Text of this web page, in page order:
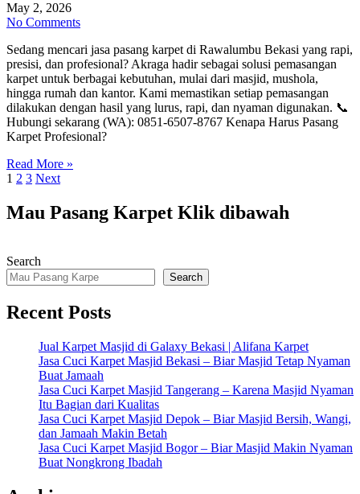
May 2, 2026
No Comments
Sedang mencari jasa pasang karpet di Rawalumbu Bekasi yang rapi,
presisi, dan profesional? Akraga hadir sebagai solusi pemasangan
karpet untuk berbagai kebutuhan, mulai dari masjid, mushola,
hingga rumah dan kantor. Kami memastikan setiap pemasangan
dilakukan dengan hasil yang lurus, rapi, dan nyaman digunakan. 📞
Hubungi sekarang (WA): 0851-6507-8767 Kenapa Harus Pasang
Karpet Profesional?
Read More »
Posts
pagination
1 2 3 Next
Mau Pasang Karpet Klik dibawah
Search
Search
Recent Posts
Jual Karpet Masjid di Galaxy Bekasi | Alifana Karpet
Jasa Cuci Karpet Masjid Bekasi – Biar Masjid Tetap Nyaman
Buat Jamaah
Jasa Cuci Karpet Masjid Tangerang – Karena Masjid Nyaman
Itu Bagian dari Kualitas
Jasa Cuci Karpet Masjid Depok – Biar Masjid Bersih, Wangi,
dan Jamaah Makin Betah
Jasa Cuci Karpet Masjid Bogor – Biar Masjid Makin Nyaman
Buat Nongkrong Ibadah